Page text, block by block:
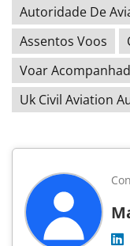
Autoridade De
Assentos Voos
Voar
Uk Civil Aviation